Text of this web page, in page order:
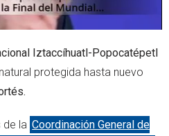
Iztaccíhuatl-Popocatépetl
protegida hasta nuevo
de la Coordinación General de